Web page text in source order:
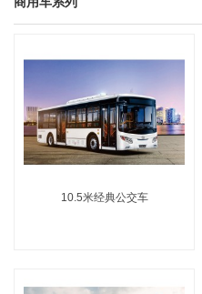
10.5米经典公交车